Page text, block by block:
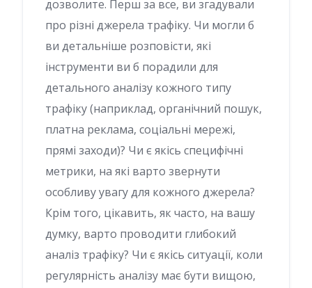
дозволите. Перш за все, ви згадували
про різні джерела трафіку. Чи могли б
ви детальніше розповісти, які
інструменти ви б порадили для
детального аналізу кожного типу
трафіку (наприклад, органічний пошук,
платна реклама, соціальні мережі,
прямі заходи)? Чи є якісь специфічні
метрики, на які варто звернути
особливу увагу для кожного джерела?
Крім того, цікавить, як часто, на вашу
думку, варто проводити глибокий
аналіз трафіку? Чи є якісь ситуації, коли
регулярність аналізу має бути вищою,